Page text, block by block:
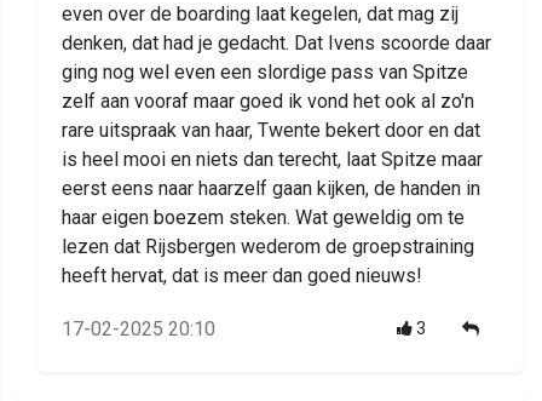
even over de boarding laat kegelen, dat mag zij
denken, dat had je gedacht. Dat Ivens scoorde daar
ging nog wel even een slordige pass van Spitze
zelf aan vooraf maar goed ik vond het ook al zo'n
rare uitspraak van haar, Twente bekert door en dat
is heel mooi en niets dan terecht, laat Spitze maar
eerst eens naar haarzelf gaan kijken, de handen in
haar eigen boezem steken. Wat geweldig om te
lezen dat Rijsbergen wederom de groepstraining
heeft hervat, dat is meer dan goed nieuws!
17-02-2025 20:10 3